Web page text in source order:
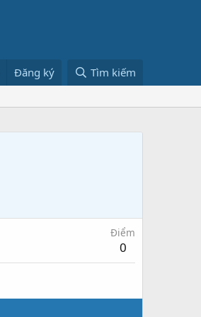
Đăng ký Tìm kiếm
Điểm
0